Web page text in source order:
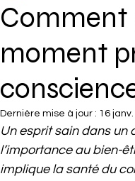
Comment
moment
Dernière mise à jour : 16
Un esprit sain dans un
l’importance au bien-
implique la santé du